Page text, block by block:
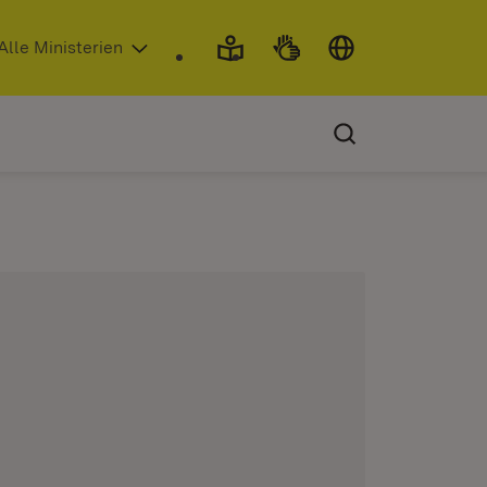
neuem Fenster)
Ministerien